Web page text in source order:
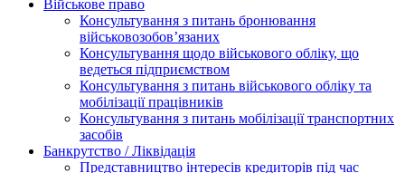
Військове право
Консультування з питань бронювання
військовозобов’язаних
Консультування щодо військового обліку, що
ведеться підприємством
Консультування з питань військового обліку та
мобілізації працівників
Консультування з питань мобілізації транспортних
засобів
Банкрутство / Ліквідація
Представництво інтересів кредиторів під час